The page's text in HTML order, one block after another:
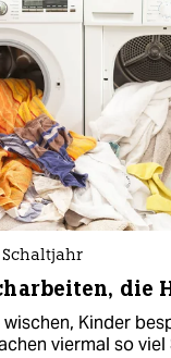
Schaltjahr
die
Kinder
viermal so